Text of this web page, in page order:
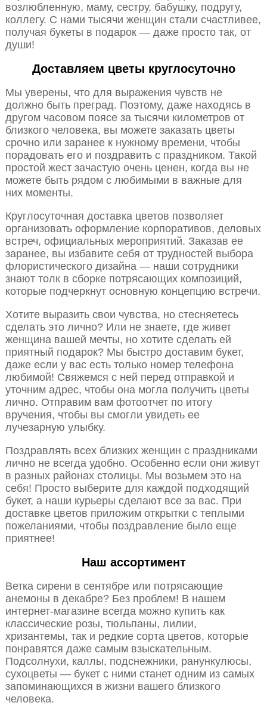
возлюбленную, маму, сестру, бабушку, подругу,
коллегу. С нами тысячи женщин стали счастливее,
получая букеты в подарок — даже просто так, от
души!
Доставляем цветы круглосуточно
Мы уверены, что для выражения чувств не
должно быть преград. Поэтому, даже находясь в
другом часовом поясе за тысячи километров от
близкого человека, вы можете заказать цветы
срочно или заранее к нужному времени, чтобы
порадовать его и поздравить с праздником. Такой
простой жест зачастую очень ценен, когда вы не
можете быть рядом с любимыми в важные для
них моменты.
Круглосуточная доставка цветов позволяет
организовать оформление корпоративов, деловых
встреч, официальных мероприятий. Заказав ее
заранее, вы избавите себя от трудностей выбора
флористического дизайна — наши сотрудники
знают толк в сборке потрясающих композиций,
которые подчеркнут основную концепцию встречи.
Хотите выразить свои чувства, но стесняетесь
сделать это лично? Или не знаете, где живет
женщина вашей мечты, но хотите сделать ей
приятный подарок? Мы быстро доставим букет,
даже если у вас есть только номер телефона
любимой! Свяжемся с ней перед отправкой и
уточним адрес, чтобы она могла получить цветы
лично. Отправим вам фотоотчет по итогу
вручения, чтобы вы смогли увидеть ее
лучезарную улыбку.
Поздравлять всех близких женщин с праздниками
лично не всегда удобно. Особенно если они живут
в разных районах столицы. Мы возьмем это на
себя! Просто выберите для каждой подходящий
букет, а наши курьеры сделают все за вас. При
доставке цветов приложим открытки с теплыми
пожеланиями, чтобы поздравление было еще
приятнее!
Наш ассортимент
Ветка сирени в сентябре или потрясающие
анемоны в декабре? Без проблем! В нашем
интернет-магазине всегда можно купить как
классические розы, тюльпаны, лилии,
хризантемы, так и редкие сорта цветов, которые
понравятся даже самым взыскательным.
Подсолнухи, каллы, подснежники, ранункулюсы,
сухоцветы — букет с ними станет одним из самых
запоминающихся в жизни вашего близкого
человека.